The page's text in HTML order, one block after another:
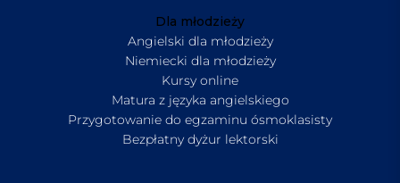
Dla młodzieży
Angielski dla młodzieży
Niemiecki dla młodzieży
Kursy online
Matura z języka angielskiego
Przygotowanie do egzaminu ósmoklasisty
Bezpłatny dyżur lektorski